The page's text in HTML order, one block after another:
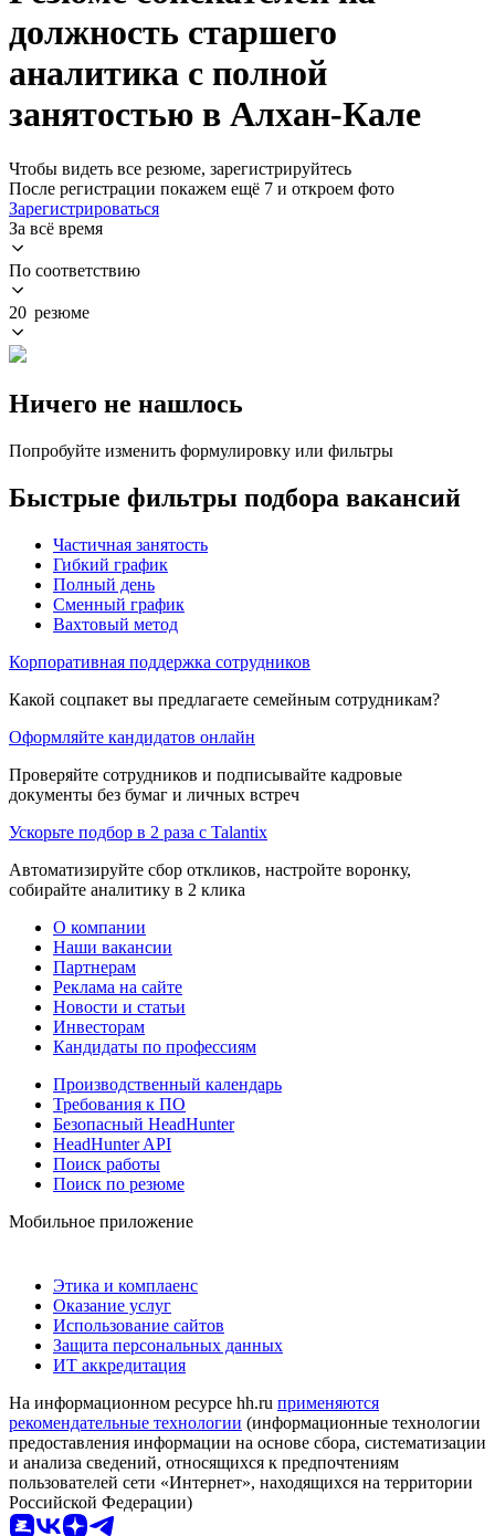
должность старшего
аналитика с полной
занятостью в Алхан-Кале
Чтобы видеть все резюме, зарегистрируйтесь
После регистрации покажем ещё 7 и откроем фото
Зарегистрироваться
За всё время
По соответствию
20 резюме
Ничего не нашлось
Попробуйте изменить формулировку или фильтры
Быстрые фильтры подбора вакансий
Частичная занятость
Гибкий график
Полный день
Сменный график
Вахтовый метод
Корпоративная поддержка сотрудников
Какой соцпакет вы предлагаете семейным сотрудникам?
Оформляйте кандидатов онлайн
Проверяйте сотрудников и подписывайте кадровые
документы без бумаг и личных встреч
Ускорьте подбор в 2 раза с Talantix
Автоматизируйте сбор откликов, настройте воронку,
собирайте аналитику в 2 клика
О компании
Наши вакансии
Партнерам
Реклама на сайте
Новости и статьи
Инвесторам
Кандидаты по профессиям
Производственный календарь
Требования к ПО
Безопасный HeadHunter
HeadHunter API
Поиск работы
Поиск по резюме
Мобильное приложение
Этика и комплаенс
Оказание услуг
Использование сайтов
Защита персональных данных
ИТ аккредитация
На информационном ресурсе hh.ru применяются
рекомендательные технологии (информационные технологии
предоставления информации на основе сбора, систематизации
и анализа сведений, относящихся к предпочтениям
пользователей сети «Интернет», находящихся на территории
Российской Федерации)